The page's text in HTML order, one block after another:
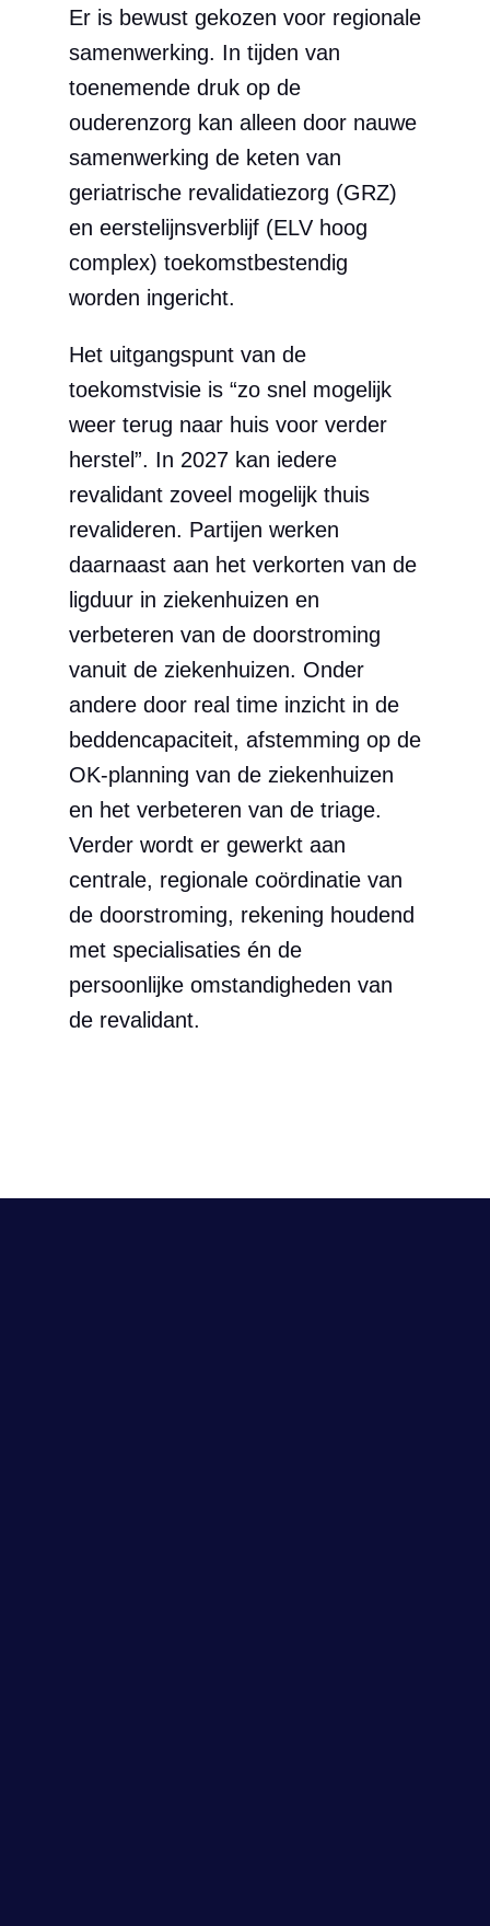
Er is bewust gekozen voor regionale
samenwerking. In tijden van
toenemende druk op de
ouderenzorg kan alleen door nauwe
samenwerking de keten van
geriatrische revalidatiezorg (GRZ)
en eerstelijnsverblijf (ELV hoog
complex) toekomstbestendig
worden ingericht.
Het uitgangspunt van de
toekomstvisie is “zo snel mogelijk
weer terug naar huis voor verder
herstel”. In 2027 kan iedere
revalidant zoveel mogelijk thuis
revalideren. Partijen werken
daarnaast aan het verkorten van de
ligduur in ziekenhuizen en
verbeteren van de doorstroming
vanuit de ziekenhuizen. Onder
andere door real time inzicht in de
beddencapaciteit, afstemming op de
OK-planning van de ziekenhuizen
en het verbeteren van de triage.
Verder wordt er gewerkt aan
centrale, regionale coördinatie van
de doorstroming, rekening houdend
met specialisaties én de
persoonlijke omstandigheden van
de revalidant.